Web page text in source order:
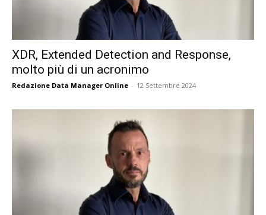
XDR, Extended Detection and Response,
molto più di un acronimo
Redazione Data Manager Online - 12 Settembre 2024